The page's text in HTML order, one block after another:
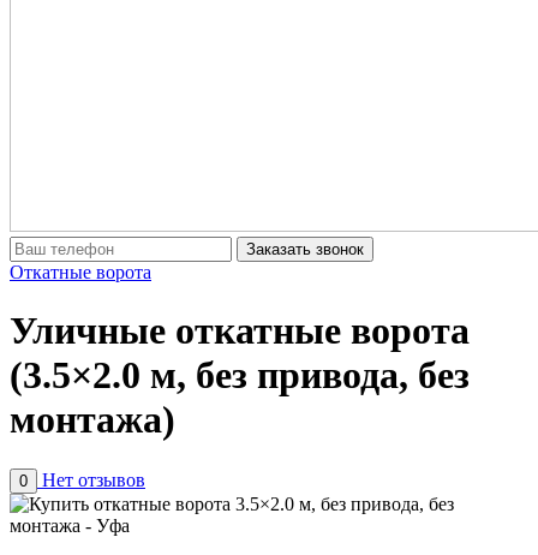
Заказать звонок
Откатные ворота
Уличные откатные ворота
(3.5×2.0 м, без привода, без
монтажа)
0 Нет отзывов